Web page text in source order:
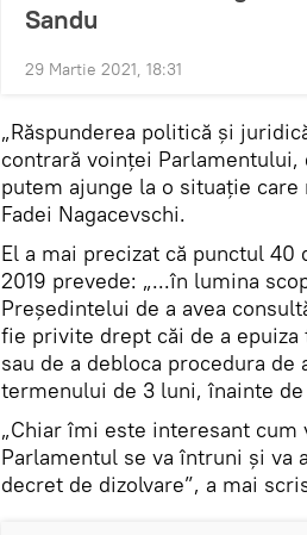
Sandu
29 Martie 2021, 18:31
„Răspunderea politică și
contrară voinței
putem ajunge la o situație
Fadei Nagacevschi.
El a mai precizat că punctul
2019 prevede: „...în lumina
Președintelui de a avea
fie privite drept căi de a
sau de a debloca procedura
termenului de 3 luni, înainte
„Chiar îmi este interesant cum
Parlamentul se va întruni și va
decret de dizolvare”, a mai